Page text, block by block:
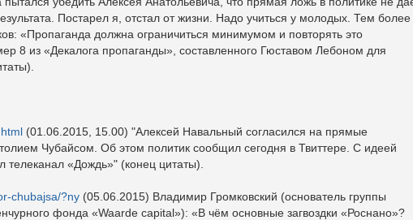
Постарел я, отстал от жизни. Надо учиться у молодых. Тем более
«Пропаганда должна ограничиться минимумом и повторять это
8 из «Декалога пропаганды», составленного Гюставом Лебоном для
(01.06.2015, 15.00) "Алексей Навальный согласился на прямые
Чубайсом. Об этом политик сообщил сегодня в Твиттере. С идеей
телеканал «Дождь»" (конец цитаты).
chubajsa/?ny (05.06.2015) Владимир Громковский (основатель группы
фонда «Waarde capital»): «В чём основные загвоздки «Роснано»?